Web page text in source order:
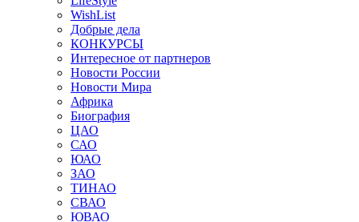
WishList
Добрые дела
КОНКУРСЫ
Интересное от партнеров
Новости России
Новости Мира
Африка
Биография
ЦАО
САО
ЮАО
ЗАО
ТИНАО
СВАО
ЮВАО